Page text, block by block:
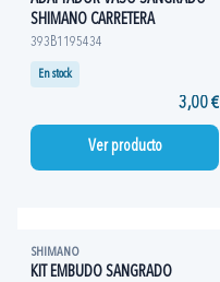
SHIMANO CARRETERA
393B1195434
En stock
3,00 €
Ver producto
SHIMANO
KIT EMBUDO SANGRADO